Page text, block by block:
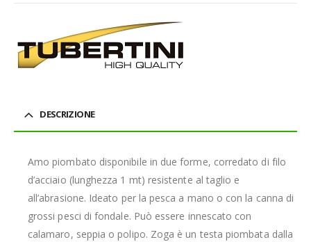
DESCRIZIONE
Amo piombato disponibile in due forme, corredato di filo
d’acciaio (lunghezza 1 mt) resistente al taglio e
all’abrasione. Ideato per la pesca a mano o con la canna di
grossi pesci di fondale. Può essere innescato con
calamaro, seppia o polipo. Zoga è un testa piombata dalla